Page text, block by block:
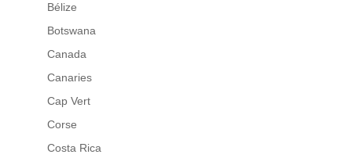
Bélize
Botswana
Canada
Canaries
Cap Vert
Corse
Costa Rica